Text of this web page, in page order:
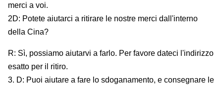
merci a voi.
2D: Potete aiutarci a ritirare le nostre merci dall'interno
della Cina?
R: Sì, possiamo aiutarvi a farlo. Per favore dateci l'indirizzo
esatto per il ritiro.
3. D: Puoi aiutare a fare lo sdoganamento, e consegnare le